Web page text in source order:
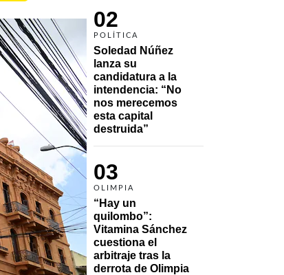
02
POLÍTICA
Soledad Núñez
lanza su
candidatura a la
intendencia: “No
nos merecemos
esta capital
destruida”
03
OLIMPIA
“Hay un
quilombo”:
Vitamina Sánchez
cuestiona el
arbitraje tras la
derrota de Olimpia